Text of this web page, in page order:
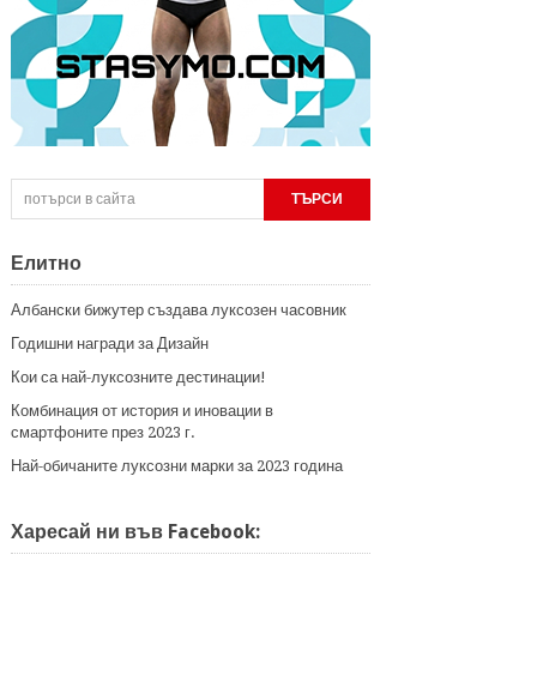
Елитно
Албански бижутер създава луксозен часовник
Годишни награди за Дизайн
Кои са най-луксозните дестинации!
Комбинация от история и иновации в
смартфоните през 2023 г.
Най-обичаните луксозни марки за 2023 година
Харесай ни във Facebook: